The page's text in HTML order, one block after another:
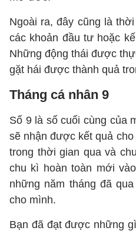
Ngoài ra, đây cũng là
các khoản đầu tư hoặc
Những động thái được
gặt hái được thành quả
Tháng cá nhân 9
Số 9 là số cuối cùng của
sẽ nhận được kết quả
trong thời gian qua và
chu kì hoàn toàn mới
những năm tháng đã
cho mình.
Bạn đã đạt được những